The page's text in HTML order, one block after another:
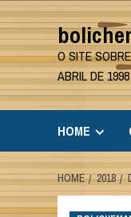
Skip
to
content
O SITE
ABRIL DE
HOME
HOME 2018